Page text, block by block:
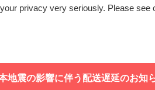
本地震の影響に伴う配送遅延のお知
privacy very seriously. Please see